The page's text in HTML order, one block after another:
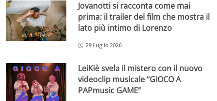
Jovanotti si racconta come mai
prima: il trailer del film che mostra il
lato più intimo di Lorenzo
29 Luglio 2026
LeiKiè svela il mistero con il nuovo
videoclip musicale “GIOCO A
PAPmusic GAME”